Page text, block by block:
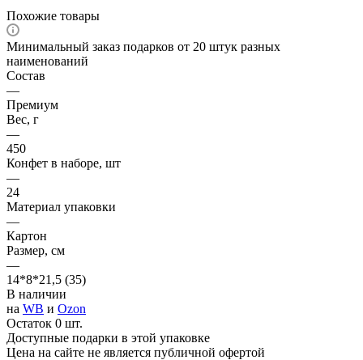
Похожие товары
Минимальный заказ подарков от 20 штук разных
наименований
Состав
—
Премиум
Вес, г
—
450
Конфет в наборе, шт
—
24
Материал упаковки
—
Картон
Размер, см
—
14*8*21,5 (35)
В наличии
на WB и Ozon
Остаток 0 шт.
Доступные подарки в этой упаковке
Цена на сайте не является публичной офертой